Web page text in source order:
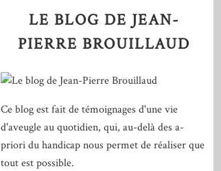
LE BLOG DE JEAN-
PIERRE BROUILLAUD
Ce blog est fait de témoignages d'une vie
d'aveugle au quotidien, qui, au-delà des a-
priori du handicap nous permet de réaliser que
tout est possible.